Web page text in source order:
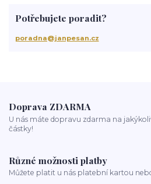
třepění vlasů
chemicky poškozené
kortikoidy
objem vlasů
ionizace při fénování
Potřebujete poradit?
poradna@janpesan.cz
Doprava ZDARMA
U nás máte dopravu zdarma na
částky!
Různé možnosti platby
Můžete platit u nás platební kartou